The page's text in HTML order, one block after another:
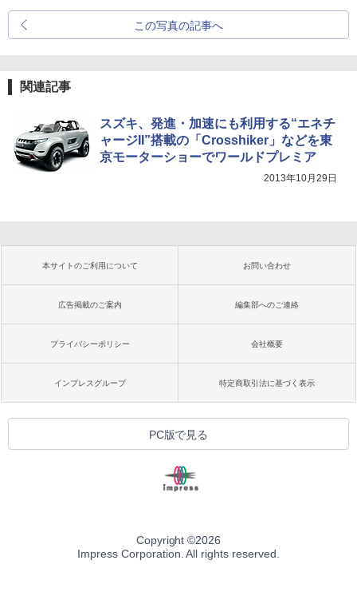
この写真の記事へ
関連記事
スズキ、発進・加速にも利用する“エネチ
ャージII”搭載の「Crosshiker」などを東
京モーターショーでワールドプレミア
2013年10月29日
本サイトのご利用について お問い合わせ
広告掲載のご案内 編集部へのご連絡
プライバシーポリシー 会社概要
インプレスグループ 特定商取引法に基づく表示
PC版で見る
Copyright ©2026
Impress Corporation. All rights reserved.